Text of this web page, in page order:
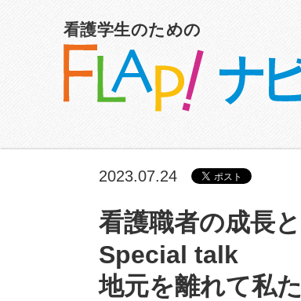
看護学生のための
2023.07.24
看護職者の成長
Special talk
地元を離れて私